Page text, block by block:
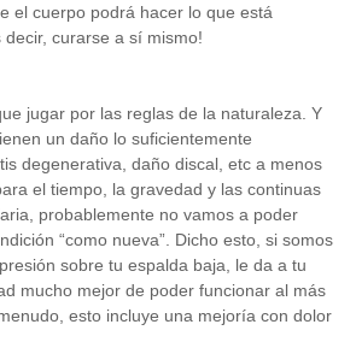
el cuerpo podrá hacer lo que está
decir, curarse a sí mismo!
jugar por las reglas de la naturaleza. Y
un daño lo suficientemente
degenerativa, daño discal, etc a menos
el tiempo, la gravedad y las continuas
probablemente no vamos a poder
“como nueva”. Dicho esto, si somos
sobre tu espalda baja, le da a tu
mucho mejor de poder funcionar al más
esto incluye una mejoría con dolor